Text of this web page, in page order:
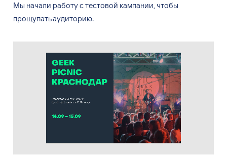
Мы начали работу стестовой кампании, чтобы
прощупать аудиторию.